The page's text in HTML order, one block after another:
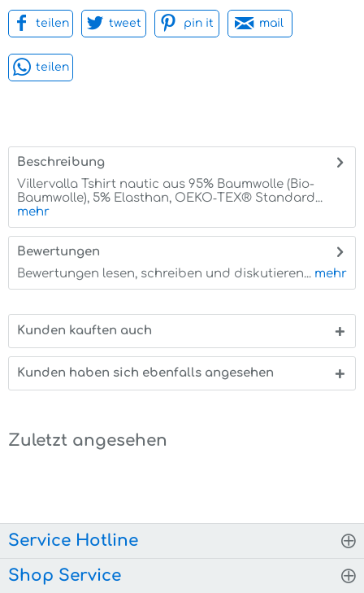
teilen tweet pin it mail
teilen
Beschreibung
Villervalla Tshirt nautic aus 95% Baumwolle (Bio-
Baumwolle), 5% Elasthan, OEKO‑TEX® Standard...
mehr
Bewertungen
Bewertungen lesen, schreiben und diskutieren... mehr
Kunden kauften auch
Kunden haben sich ebenfalls angesehen
Zuletzt angesehen
Service Hotline
Shop Service